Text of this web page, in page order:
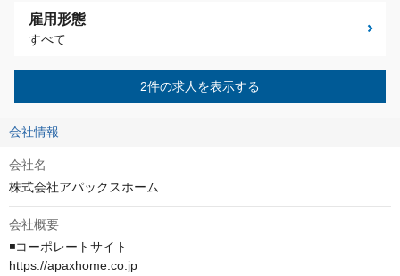
雇用形態
すべて
2件の求人を表示する
会社情報
会社名
株式会社アパックスホーム
会社概要
◾️コーポレートサイト
https://apaxhome.co.jp